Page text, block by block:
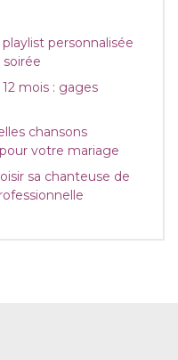
personnalisée
mois : gages
chansons
votre mariage
sa chanteuse de